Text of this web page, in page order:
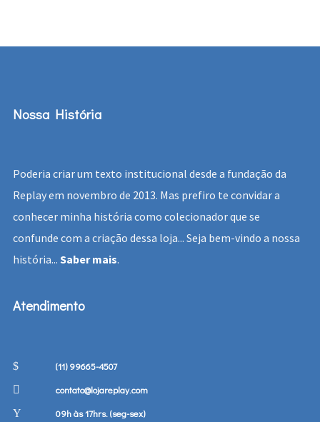
Nossa História
Poderia criar um texto institucional desde a fundação da
Replay em novembro de 2013. Mas prefiro te convidar a
conhecer minha história como colecionador que se
confunde com a criação dessa loja... Seja bem-vindo a nossa
história... Saber mais.
Atendimento
(11) 99665-4507
contato@lojareplay.com
09h às 17hrs. (seg-sex)